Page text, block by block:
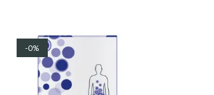
-0%